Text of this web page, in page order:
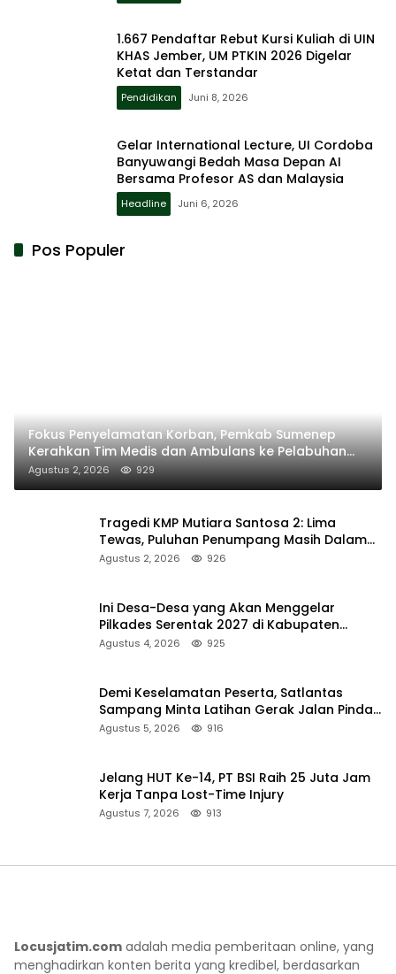
1.667 Pendaftar Rebut Kursi Kuliah di UIN
KHAS Jember, UM PTKIN 2026 Digelar
Ketat dan Terstandar
Pendidikan Juni 8, 2026
Gelar International Lecture, UI Cordoba
Banyuwangi Bedah Masa Depan AI
Bersama Profesor AS dan Malaysia
Headline Juni 6, 2026
Pos Populer
Fokus Penyelamatan Korban, Pemkab Sumenep
Kerahkan Tim Medis dan Ambulans ke Pelabuhan
Kalianget
Agustus 2, 2026 929
Tragedi KMP Mutiara Santosa 2: Lima
Tewas, Puluhan Penumpang Masih Dalam
Pencarian
Agustus 2, 2026 926
Ini Desa-Desa yang Akan Menggelar
Pilkades Serentak 2027 di Kabupaten
Sumenep
Agustus 4, 2026 925
Demi Keselamatan Peserta, Satlantas
Sampang Minta Latihan Gerak Jalan Pindah
ke Lokasi Aman
Agustus 5, 2026 916
Jelang HUT Ke-14, PT BSI Raih 25 Juta Jam
Kerja Tanpa Lost-Time Injury
Agustus 7, 2026 913
Locusjatim.com adalah media pemberitaan online, yang
menghadirkan konten berita yang kredibel, berdasarkan